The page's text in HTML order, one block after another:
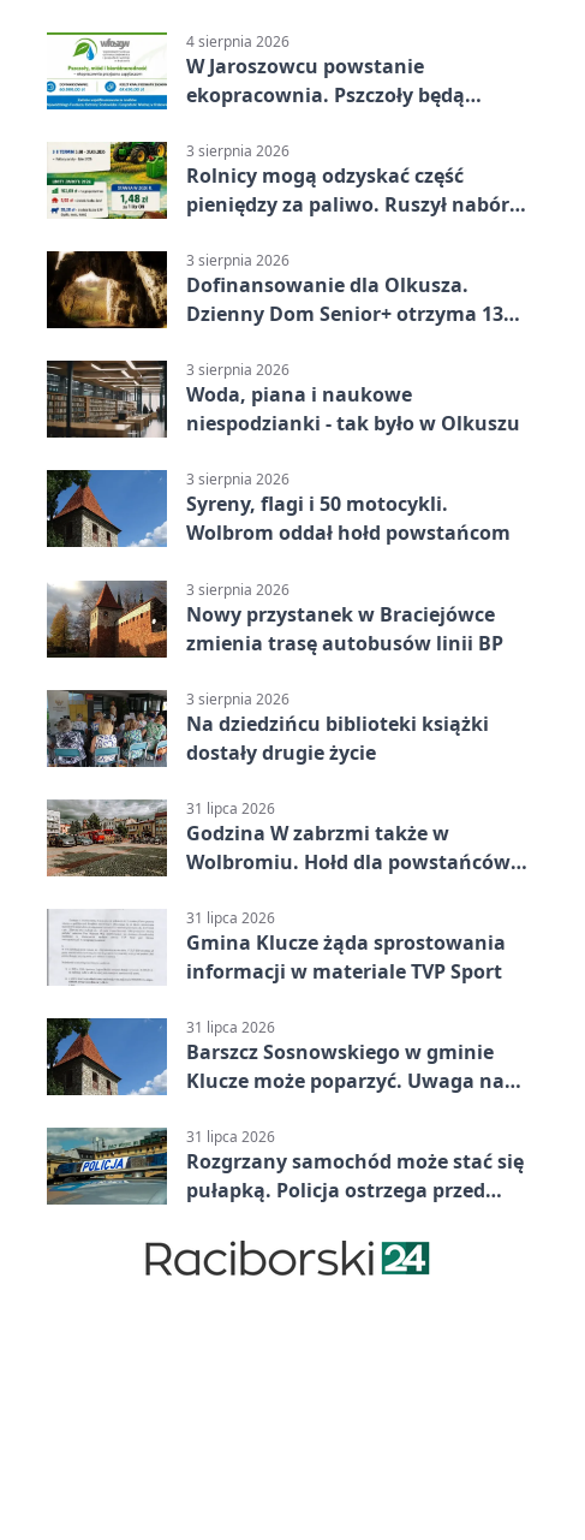
4 sierpnia 2026
W Jaroszowcu powstanie
ekopracownia. Pszczoły będą
3 sierpnia 2026
Rolnicy mogą odzyskać część
pieniędzy za paliwo. Ruszył nabór
3 sierpnia 2026
Dofinansowanie dla Olkusza.
Dzienny Dom Senior+ otrzyma 134
3 sierpnia 2026
Woda, piana i naukowe
niespodzianki - tak było w Olkuszu
3 sierpnia 2026
Syreny, flagi i 50 motocykli.
Wolbrom oddał hołd powstańcom
3 sierpnia 2026
Nowy przystanek w Braciejówce
zmienia trasę autobusów linii BP
3 sierpnia 2026
Na dziedzińcu biblioteki książki
dostały drugie życie
31 lipca 2026
Godzina W zabrzmi także w
Wolbromiu. Hołd dla powstańców
31 lipca 2026
Gmina Klucze żąda sprostowania
informacji w materiale TVP Sport
31 lipca 2026
Barszcz Sosnowskiego w gminie
Klucze może poparzyć. Uwaga na
31 lipca 2026
Rozgrzany samochód może stać się
pułapką. Policja ostrzega przed